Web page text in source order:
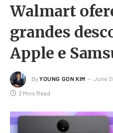
Walmart
grandes
Apple e
By YOUNG GON KIM June
2 Mins Read